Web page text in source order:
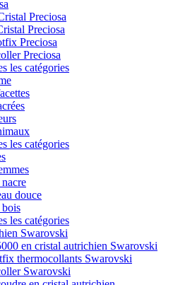
Preciosa
Preciosa
Preciosa
Preciosa
les catégories
les catégories
douce
bois
les catégories
Swarovski
en cristal autrichien Swarovski
thermocollants Swarovski
Swarovski